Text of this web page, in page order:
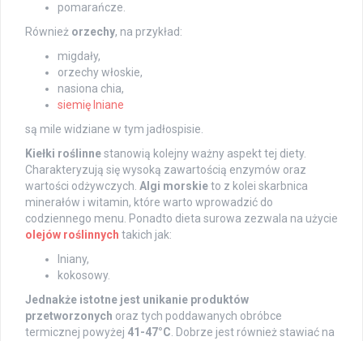
pomarańcze.
Również orzechy, na przykład:
migdały,
orzechy włoskie,
nasiona chia,
siemię lniane
są mile widziane w tym jadłospisie.
Kiełki roślinnestanowią kolejny ważny aspekt tej diety.
Charakteryzują się wysoką zawartością enzymów oraz
wartości odżywczych. Algi morskieto z kolei skarbnica
minerałów i witamin, które warto wprowadzić do
codziennego menu. Ponadto dieta surowa zezwala na użycie
olejów roślinnych takich jak:
lniany,
kokosowy.
Jednakże istotne jest unikanie produktów
przetworzonych oraz tych poddawanych obróbce
termicznej powyżej 41-47°C. Dobrze jest również stawiać na